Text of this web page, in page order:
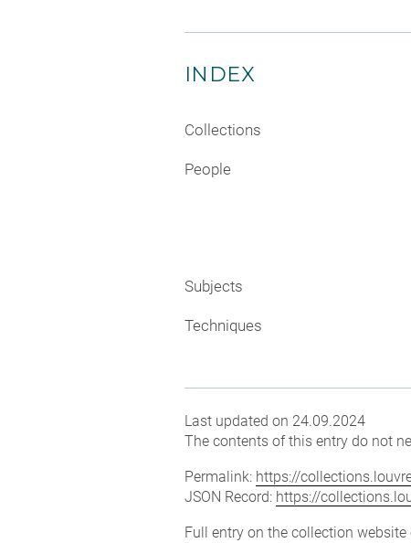
INDEX
Collections
People
Subjects
Techniques
Last updated on 24.09.2024
The contents of this entry do not
Permalink: https://
JSON Record: https://
Full entry on the collection